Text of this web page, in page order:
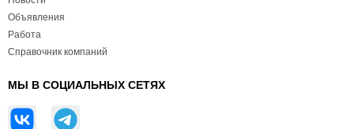
Объявления
Работа
Справочник компаний
МЫ В СОЦИАЛЬНЫХ СЕТЯХ